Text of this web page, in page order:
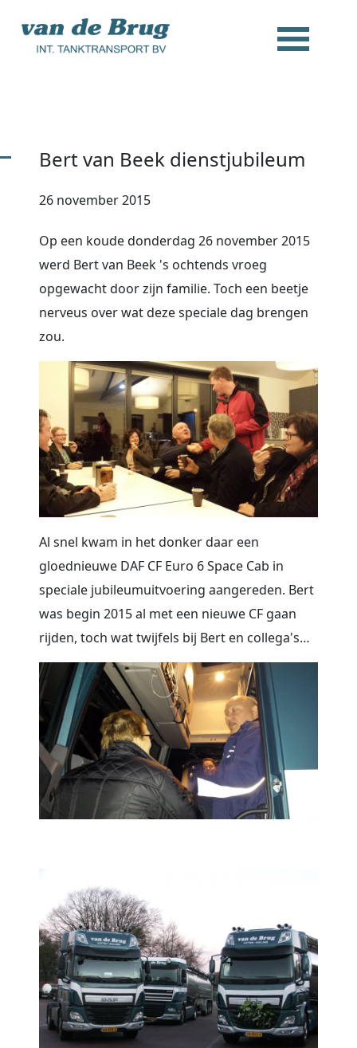
Bert van Beek dienstjubileum
26 november 2015
Op een koude donderdag 26 november 2015
werd Bert van Beek 's ochtends vroeg
opgewacht door zijn familie. Toch een beetje
nerveus over wat deze speciale dag brengen
zou.
Al snel kwam in het donker daar een
gloednieuwe DAF CF Euro 6 Space Cab in
speciale jubileumuitvoering aangereden. Bert
was begin 2015 al met een nieuwe CF gaan
rijden, toch wat twijfels bij Bert en collega's…